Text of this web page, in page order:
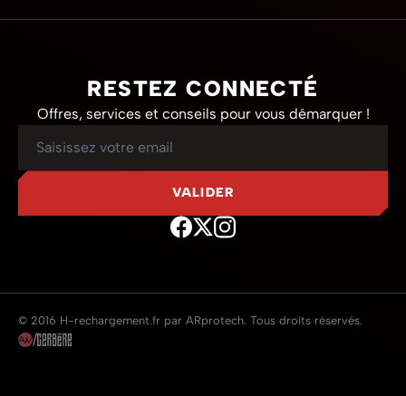
RESTEZ CONNECTÉ
Offres, services et conseils pour vous démarquer !
VALIDER
© 2016 H-rechargement.fr par ARprotech. Tous droits réservés.
/